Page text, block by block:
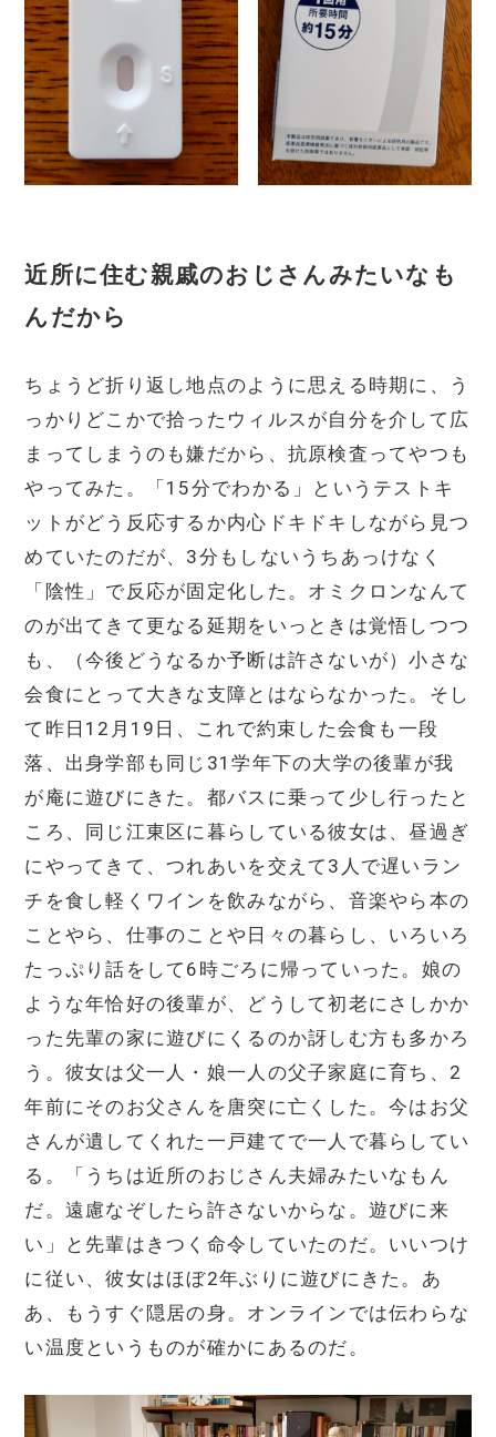
近所に住む親戚のおじさんみたいなも
んだから
ちょうど折り返し地点のように思える時期に、う
っかりどこかで拾ったウィルスが自分を介して広
まってしまうのも嫌だから、抗原検査ってやつも
やってみた。「15分でわかる」というテストキ
ットがどう反応するか内心ドキドキしながら見つ
めていたのだが、3分もしないうちあっけなく
「陰性」で反応が固定化した。オミクロンなんて
のが出てきて更なる延期をいっときは覚悟しつつ
も、（今後どうなるか予断は許さないが）小さな
会食にとって大きな支障とはならなかった。そし
て昨日12月19日、これで約束した会食も一段
落、出身学部も同じ31学年下の大学の後輩が我
が庵に遊びにきた。都バスに乗って少し行ったと
ころ、同じ江東区に暮らしている彼女は、昼過ぎ
にやってきて、つれあいを交えて3人で遅いラン
チを食し軽くワインを飲みながら、音楽やら本の
ことやら、仕事のことや日々の暮らし、いろいろ
たっぷり話をして6時ごろに帰っていった。娘の
ような年恰好の後輩が、どうして初老にさしかか
った先輩の家に遊びにくるのか訝しむ方も多かろ
う。彼女は父一人・娘一人の父子家庭に育ち、2
年前にそのお父さんを唐突に亡くした。今はお父
さんが遺してくれた一戸建てで一人で暮らしてい
る。「うちは近所のおじさん夫婦みたいなもん
だ。遠慮なぞしたら許さないからな。遊びに来
い」と先輩はきつく命令していたのだ。いいつけ
に従い、彼女はほぼ2年ぶりに遊びにきた。あ
あ、もうすぐ隠居の身。オンラインでは伝わらな
い温度というものが確かにあるのだ。